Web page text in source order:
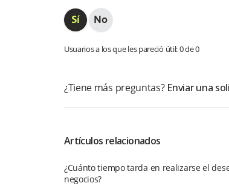
Usuarios a los que les pareció útil: 0 de 0
¿Tiene más preguntas? Enviar una
Artículos relacionados
¿Cuánto tiempo tarda en realizarse el
negocios?